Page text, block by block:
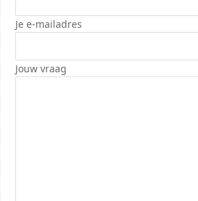
Je e-mailadres
Jouw vraag